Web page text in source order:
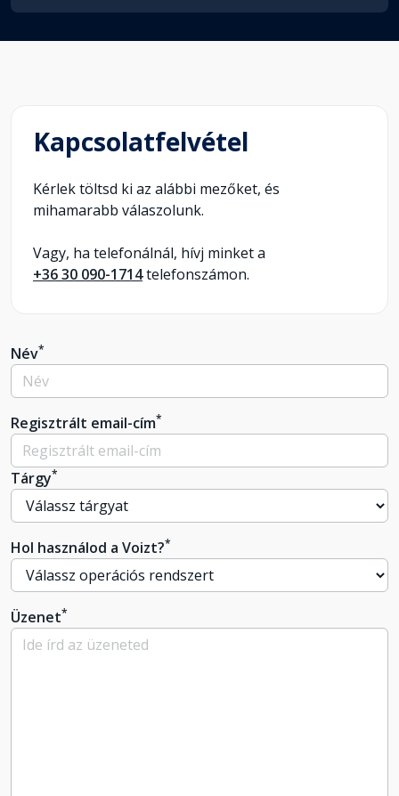
Kapcsolatfelvétel
Kérlek töltsd ki az alábbi mezőket, és
mihamarabb válaszolunk.
Vagy, ha telefonálnál, hívj minket a
+36 30 090-1714telefonszámon.
Név*
Regisztrált email-cím*
Tárgy*
Hol használod a Voizt?*
Üzenet*